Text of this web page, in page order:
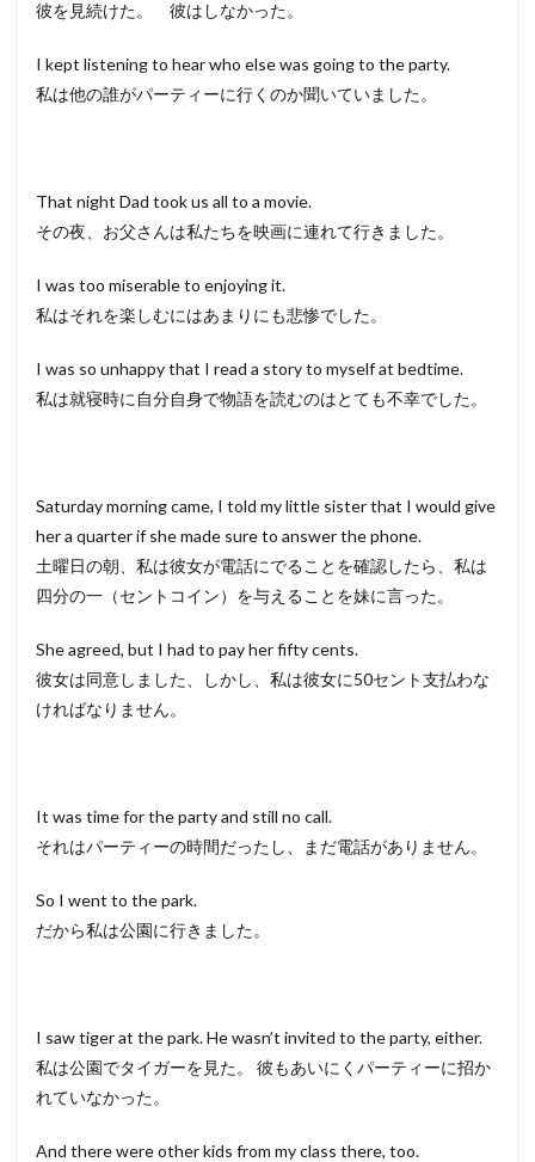
彼を見続けた。 彼はしなかった。
I kept listening to hear who else was going to the party.
私は他の誰がパーティーに行くのか聞いていました。
That night Dad took us all to a movie.
その夜、お父さんは私たちを映画に連れて行きました。
I was too miserable to enjoying it.
私はそれを楽しむにはあまりにも悲惨でした。
I was so unhappy that I read a story to myself at bedtime.
私は就寝時に自分自身で物語を読むのはとても不幸でした。
Saturday morning came, I told my little sister that I would give
her a quarter if she made sure to answer the phone.
土曜日の朝、私は彼女が電話にでることを確認したら、私は
四分の一（セントコイン）を与えることを妹に言った。
She agreed, but I had to pay her fifty cents.
彼女は同意しました、しかし、私は彼女に50セント支払わな
ければなりません。
It was time for the party and still no call.
それはパーティーの時間だったし、まだ電話がありません。
So I went to the park.
だから私は公園に行きました。
I saw tiger at the park. He wasn’t invited to the party, either.
私は公園でタイガーを見た。 彼もあいにくパーティーに招か
れていなかった。
And there were other kids from my class there, too.